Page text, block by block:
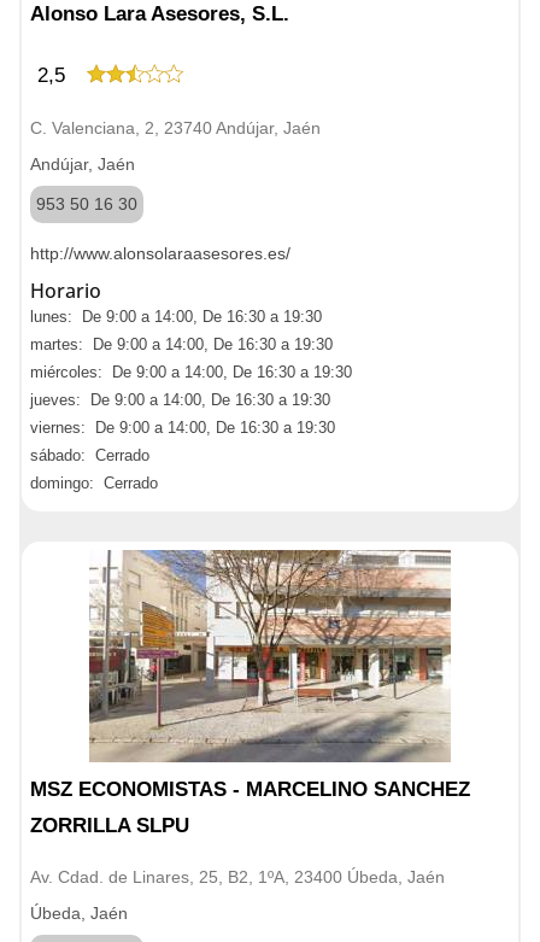
Alonso Lara Asesores, S.L.
2,5
C. Valenciana, 2, 23740 Andújar, Jaén
Andújar, Jaén
953 50 16 30
http://www.alonsolaraasesores.es/
Horario
lunes: De 9:00 a 14:00, De 16:30 a 19:30
martes: De 9:00 a 14:00, De 16:30 a 19:30
miércoles: De 9:00 a 14:00, De 16:30 a 19:30
jueves: De 9:00 a 14:00, De 16:30 a 19:30
viernes: De 9:00 a 14:00, De 16:30 a 19:30
sábado: Cerrado
domingo: Cerrado
MSZ ECONOMISTAS - MARCELINO SANCHEZ
ZORRILLA SLPU
Av. Cdad. de Linares, 25, B2, 1ºA, 23400 Úbeda, Jaén
Úbeda, Jaén